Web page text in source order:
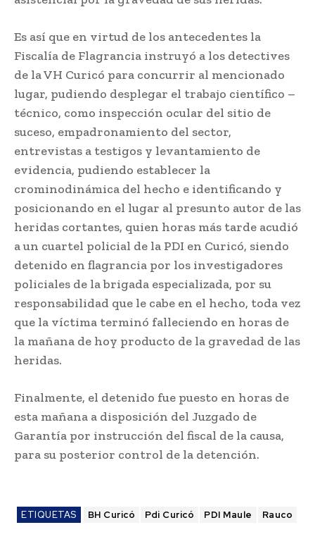
Es así que en virtud de los antecedentes la
Fiscalía de Flagrancia instruyó a los detectives
de la VH Curicó para concurrir al mencionado
lugar, pudiendo desplegar el trabajo científico –
técnico, como inspección ocular del sitio de
suceso, empadronamiento del sector,
entrevistas a testigos y levantamiento de
evidencia, pudiendo establecer la
crominodinámica del hecho e identificando y
posicionando en el lugar al presunto autor de las
heridas cortantes, quien horas más tarde acudió
a un cuartel policial de la PDI en Curicó, siendo
detenido en flagrancia por los investigadores
policiales de la brigada especializada, por su
responsabilidad que le cabe en el hecho, toda vez
que la víctima terminó falleciendo en horas de
la mañana de hoy producto de la gravedad de las
heridas.
Finalmente, el detenido fue puesto en horas de
esta mañana a disposición del Juzgado de
Garantía por instrucción del fiscal de la causa,
para su posterior control de la detención.
ETIQUETAS BH Curicó Pdi Curicó PDI Maule Rauco